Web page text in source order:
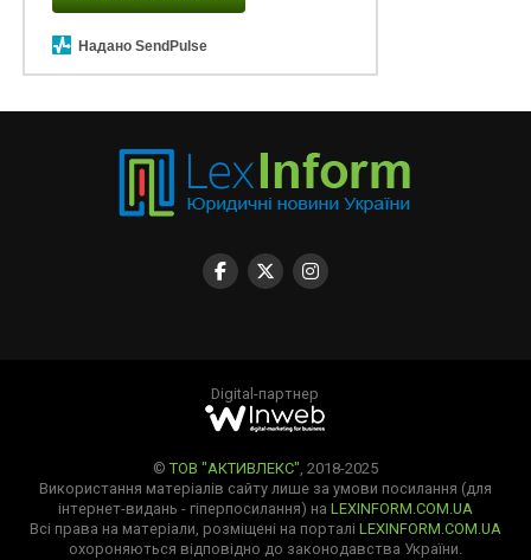
Надано SendPulse
Digital-партнер
© ТОВ "АКТИВЛЕКС" , 2018-2025
Використання матеріалів сайту лише за умови посилання (для
інтернет-видань - гіперпосилання) на LEXINFORM.COM.UA
Всі права на матеріали, розміщені на порталі LEXINFORM.COM.UA
охороняються відповідно до законодавства України.